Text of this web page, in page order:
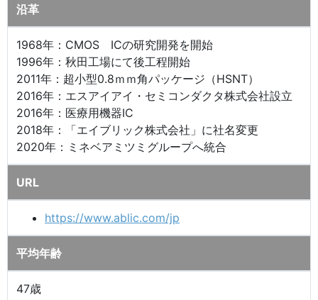
沿革
1968年：CMOS ICの研究開発を開始
1996年：秋田工場にて後工程開始
2011年：超小型0.8ｍｍ角パッケージ（HSNT）
2016年：エスアイアイ・セミコンダクタ株式会社設立
2016年：医療用機器IC
2018年：「エイブリック株式会社」に社名変更
2020年：ミネベアミツミグループへ統合
URL
https://www.ablic.com/jp
平均年齢
47歳